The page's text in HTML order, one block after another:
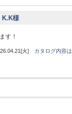
様
す！
火] カタログ内容